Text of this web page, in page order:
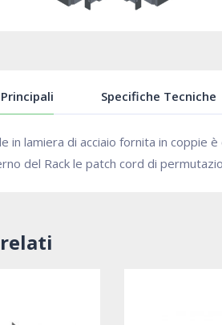
Specifiche Tecniche
in lamiera di acciaio fornita in
del Rack le patch cord di